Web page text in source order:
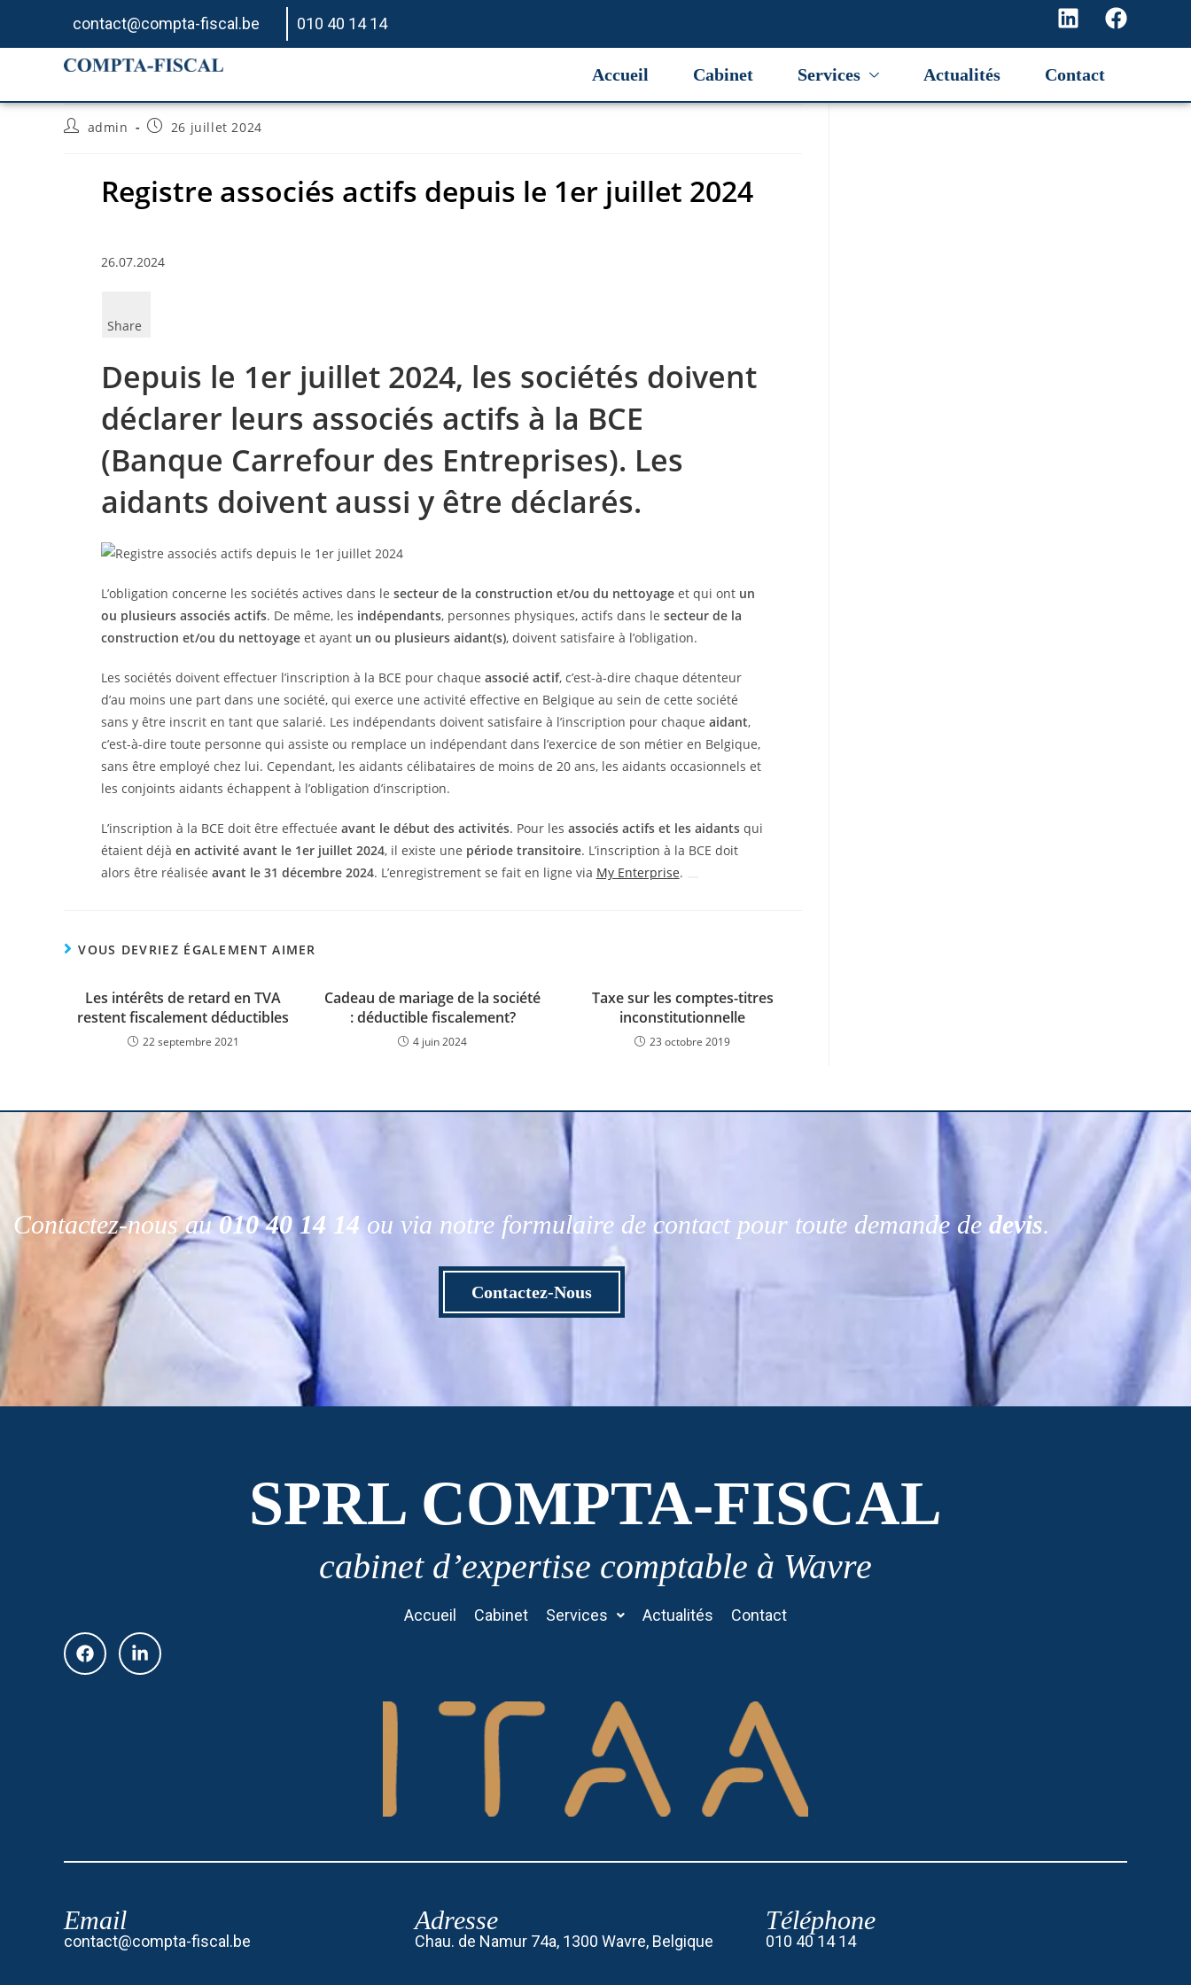
contact@compta-fiscal.be 010 40 14 14
Accueil Cabinet Services Actualités Contact
Registre associés actifs depuis le 1er juillet 2024
admin 26 juillet 2024
Registre associés actifs depuis le 1er juillet 2024
26.07.2024
Share
Depuis le 1er juillet 2024, les sociétés doivent
déclarer leurs associés actifs à la BCE
(Banque Carrefour des Entreprises). Les
aidants doivent aussi y être déclarés.
L’obligation concerne les sociétés actives dans le secteur de la construction et/ou du nettoyageet qui ont un
ou plusieurs associés actifs. De même, les indépendants, personnes physiques, actifs dans le secteur de la
construction et/ou du nettoyageet ayant un ou plusieurs aidant(s), doivent satisfaire à l’obligation.
Les sociétés doivent effectuer l’inscription à la BCE pour chaque associé actif, c’est-à-dire chaque détenteur
d’au moins une part dans une société, qui exerce une activité effective en Belgique au sein de cette société
sans y être inscrit en tant que salarié. Les indépendants doivent satisfaire à l’inscription pour chaque aidant,
c’est-à-dire toute personne qui assiste ou remplace un indépendant dans l’exercice de son métier en Belgique,
sans être employé chez lui. Cependant, les aidants célibataires de moins de 20 ans, les aidants occasionnels et
les conjoints aidants échappent à l’obligation d’inscription.
L’inscription à la BCE doit être effectuée avant le début des activités. Pour les associés actifs et les aidantsqui
étaient déjà en activité avant le 1er juillet 2024, il existe une période transitoire. L’inscription à la BCE doit
alors être réalisée avant le 31 décembre 2024. L’enregistrement se fait en ligne via My Enterprise.
VOUS DEVRIEZ ÉGALEMENT AIMER
Les intérêts de retard en TVA
restent fiscalement déductibles
22 septembre 2021
Cadeau de mariage de la société
: déductible fiscalement?
4 juin 2024
Taxe sur les comptes-titres
inconstitutionnelle
23 octobre 2019
Contactez-nous au010 40 14 14 ou via notre formulaire de contact pour toute demande de devis.
Contactez-Nous
SPRL COMPTA-FISCAL
cabinet d’expertise comptable à Wavre
Accueil Cabinet Services Actualités Contact
Email
contact@compta-fiscal.be
Adresse
Chau. de Namur 74a, 1300 Wavre, Belgique
Téléphone
010 40 14 14